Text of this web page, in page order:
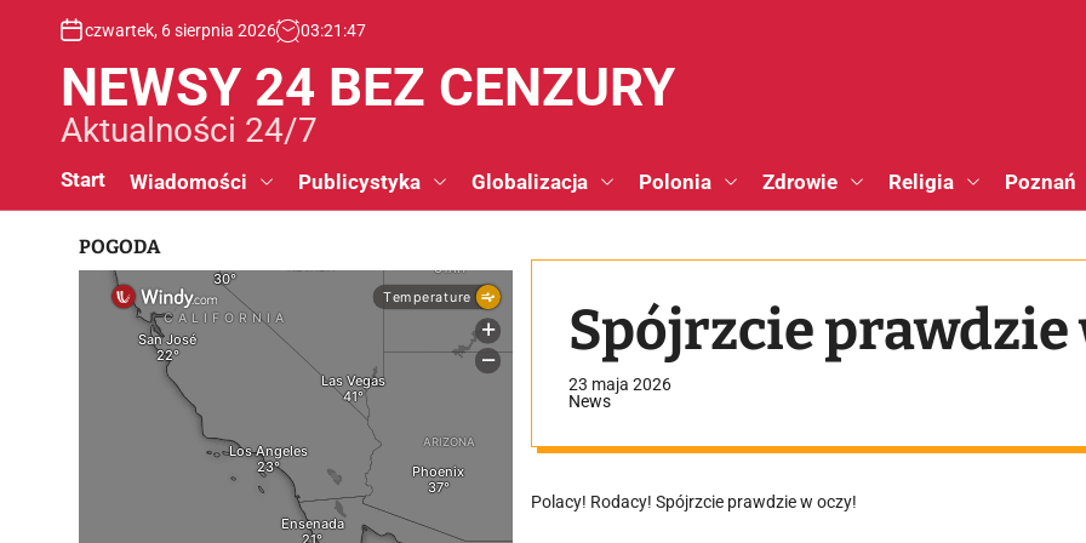
czwartek, 6 sierpnia 2026 03:21 :48
NEWSY 24 BEZ CENZURY
Aktualności 24/7
Start Wiadomości Publicystyka Globalizacja Polonia Zdrowie Religia Poznań
Spójrzcie prawdzie
23 maja 2026
News
Polacy! Rodacy! Spójrzcie prawdzie w oczy!
POGODA